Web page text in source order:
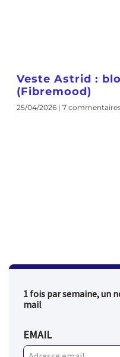
Veste Astrid :
(Fibremood)
25/04/2026 7
1 fois par semaine, un
mail
EMAIL